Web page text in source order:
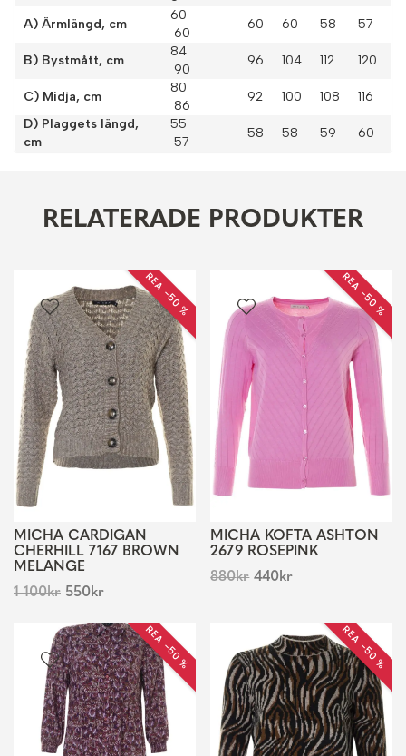
A) Ärmlängd, cm
60
60
60 60 58 57
B) Bystmått, cm
84
90
96 104 112 120
C) Midja, cm
80
86
92 100 108
116
D) Plaggets längd,
cm
55
57
58 58 59 60
RELATERADE PRODUKTER
REA −50 %
MICHA CARDIGAN
CHERHILL 7167 BROWN
MELANGE
1 100kr 550kr
REA −50 %
MICHA KOFTA ASHTON
2679 ROSEPINK
880kr 440kr
REA −50 % REA −50 %